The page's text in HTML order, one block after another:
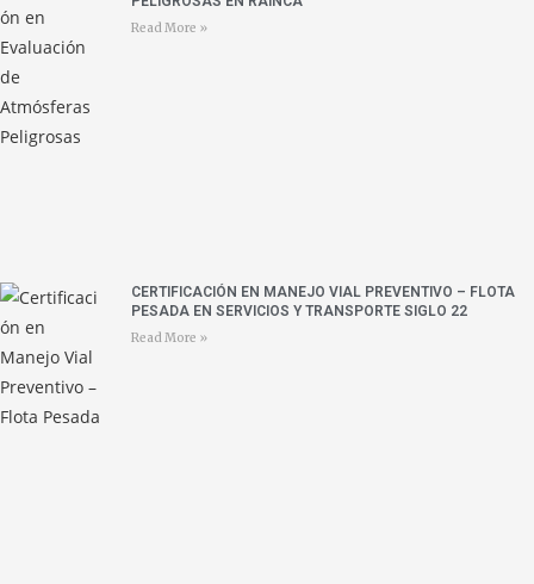
Read More »
CERTIFICACIÓN EN MANEJO VIAL PREVENTIVO – FLOTA
PESADA EN SERVICIOS Y TRANSPORTE SIGLO 22
Read More »